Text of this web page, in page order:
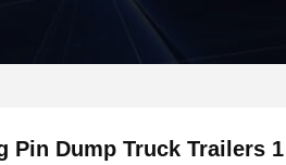
Pin Dump Truck Trailers